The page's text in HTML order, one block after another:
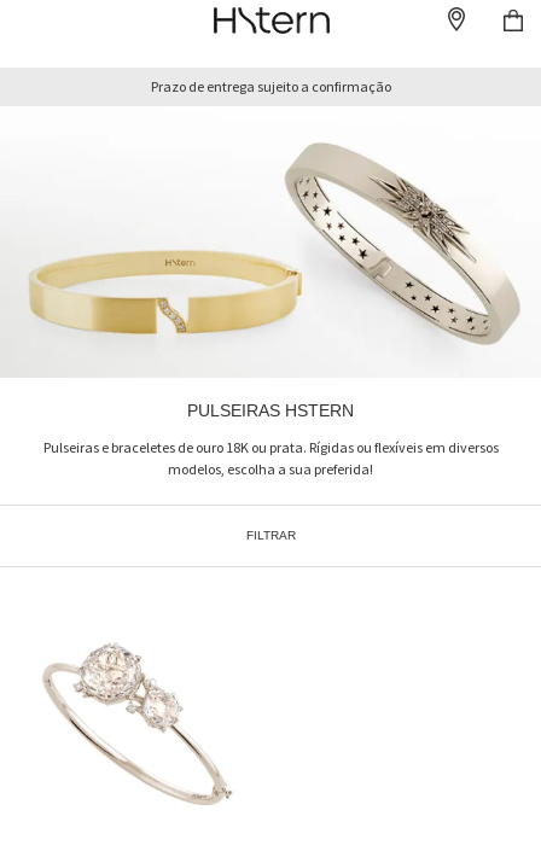
Prazo de entrega sujeito a confirmação
PULSEIRAS HSTERN
Pulseiras e braceletes de ouro 18K ou prata. Rígidas ou flexíveis em diversos
modelos, escolha a sua preferida!
FILTRAR